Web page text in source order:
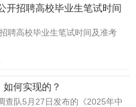
开招聘高校毕业生笔试时间
聘高校毕业生笔试时间及准考
何实现的？
查队5月27日发布的《2025年中